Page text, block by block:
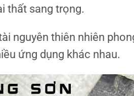
thất sang trọng.
nguyên thiên nhiên
ứng dụng khác nhau.